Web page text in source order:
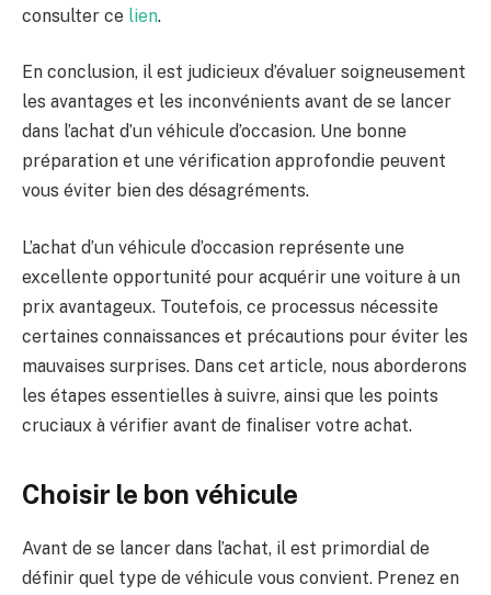
consulter ce lien.
En conclusion, il est judicieux d’évaluer soigneusement
les avantages et les inconvénients avant de se lancer
dans l’achat d’un véhicule d’occasion. Une bonne
préparation et une vérification approfondie peuvent
vous éviter bien des désagréments.
L’achat d’un véhicule d’occasion représente une
excellente opportunité pour acquérir une voiture à un
prix avantageux. Toutefois, ce processus nécessite
certaines connaissances et précautions pour éviter les
mauvaises surprises. Dans cet article, nous aborderons
les étapes essentielles à suivre, ainsi que les points
cruciaux à vérifier avant de finaliser votre achat.
Choisir le bon véhicule
Avant de se lancer dans l’achat, il est primordial de
définir quel type de véhicule vous convient. Prenez en